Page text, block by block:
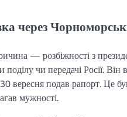
через
— розбіжності з
чи передачі Росії.
вересня подав рапорт. Це
мужності.